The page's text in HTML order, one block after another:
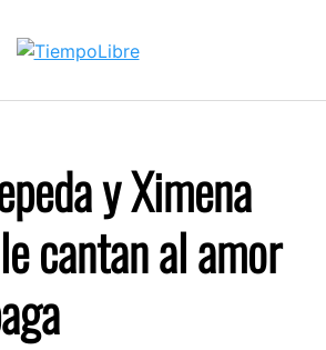
y Ximena
cantan al amor